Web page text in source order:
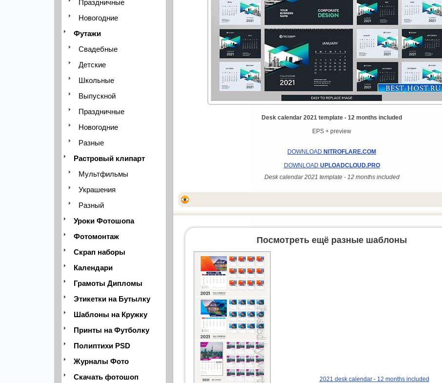
Праздничные
Новогодние
Футажи
Свадебные
Детские
Школьные
Выпускной
Праздничные
Новогодние
Разные
Растровый клипарт
Мультфильмы
Украшения
Разный
Уроки Фотошопа
Фотомонтаж
Скрап наборы
Календари
Грамоты Дипломы
Этикетки на Бутылку
Шаблоны на Кружку
Принты на Футболку
Полиптихи PSD
Журналы Фото
Скачать фотошоп
Desk calendar 2021 template - 12 months included
EPS + preview
DOWNLOAD NITROFLARE.COM
DOWNLOAD UPLOADCLOUD.PRO
Desk calendar 2021 template - 12 months included
Посмотреть ещё разные шаблоны
2021 desk calendar - 12 months included